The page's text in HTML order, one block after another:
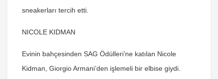
sneakerları tercih etti.
NICOLE KIDMAN
Evinin bahçesinden SAG Ödülleri’ne katılan Nicole
Kidman, Giorgio Armani’den işlemeli bir elbise giydi.